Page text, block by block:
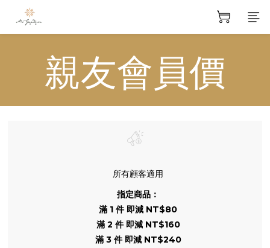
親友會員價
所有顧客適用
指定商品：
滿 1 件 即減 NT$80
滿 2 件 即減 NT$160
滿 3 件 即減 NT$240